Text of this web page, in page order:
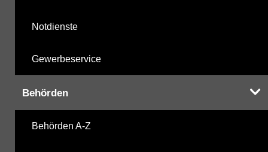
Notdienste
Gewerbeservice
Behörden
Behörden A-Z